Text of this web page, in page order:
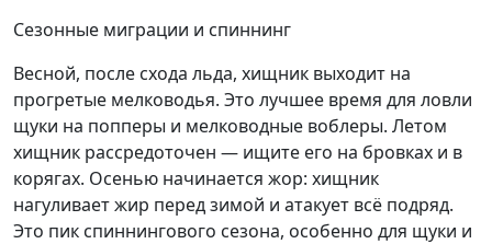
Сезонные миграции и спиннинг
Весной, после схода льда, хищник выходит на
прогретые мелководья. Это лучшее время для ловли
щуки на попперы и мелководные воблеры. Летом
хищник рассредоточен — ищите его на бровках и в
корягах. Осенью начинается жор: хищник
нагуливает жир перед зимой и атакует всё подряд.
Это пик спиннингового сезона, особенно для щуки и